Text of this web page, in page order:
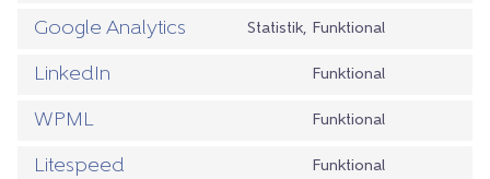
Google Analytics Statistik, Funktional
LinkedIn Funktional
WPML Funktional
Litespeed Funktional